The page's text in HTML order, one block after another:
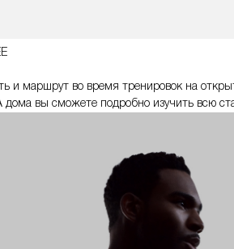
и маршрут во время тренировок на
вы сможете подробно изучить всю